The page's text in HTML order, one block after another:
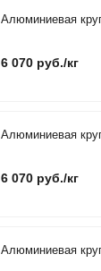
Алюминиевая
6 070 руб./кг
Алюминиевая
6 070 руб./кг
Алюминиевая